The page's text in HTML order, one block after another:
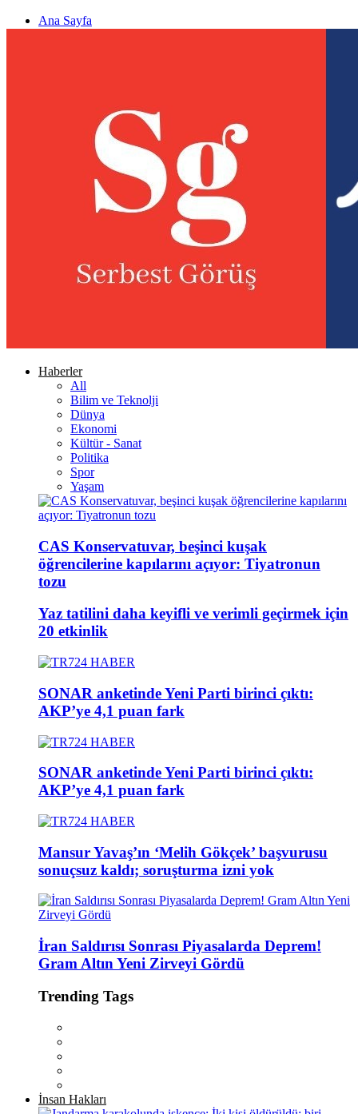
Ana Sayfa
Haberler
All
Bilim ve Teknolji
Dünya
Ekonomi
Kültür - Sanat
Politika
Spor
Yaşam
CAS Konservatuvar, beşinci kuşak
öğrencilerine kapılarını açıyor: Tiyatronun
tozu
Yaz tatilini daha keyifli ve verimli geçirmek için
20 etkinlik
SONAR anketinde Yeni Parti birinci çıktı:
AKP’ye 4,1 puan fark
SONAR anketinde Yeni Parti birinci çıktı:
AKP’ye 4,1 puan fark
Mansur Yavaş’ın ‘Melih Gökçek’ başvurusu
sonuçsuz kaldı; soruşturma izni yok
İran Saldırısı Sonrası Piyasalarda Deprem!
Gram Altın Yeni Zirveyi Gördü
Trending Tags
İnsan Hakları